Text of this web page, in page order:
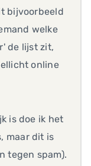
bijvoorbeeld
welke
de lijst zit,
online
is doe ik het
maar dit is
tegen spam).